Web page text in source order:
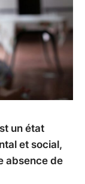
un état
et social,
absence de